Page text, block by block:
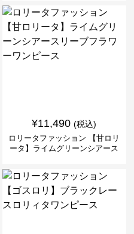
¥11,490 (税込)
ロリータファッション 【甘ロリ
ータ】ライムグリーンシアース